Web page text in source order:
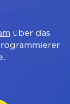
über das